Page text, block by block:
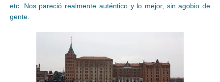
etc. Nos pareció realmente auténtico y lo mejor, sin agobio de
gente.